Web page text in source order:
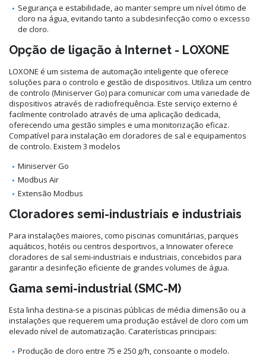
Segurança e estabilidade, ao manter sempre um nível ótimo de
cloro na água, evitando tanto a subdesinfecção como o excesso
de cloro.
Opção de ligação à Internet - LOXONE
LOXONE é um sistema de automação inteligente que oferece
soluções para o controlo e gestão de dispositivos. Utiliza um centro
de controlo (Miniserver Go) para comunicar com uma variedade de
dispositivos através de radiofrequência. Este serviço externo é
facilmente controlado através de uma aplicação dedicada,
oferecendo uma gestão simples e uma monitorização eficaz.
Compatível para instalação em cloradores de sal e equipamentos
de controlo. Existem 3 modelos
Miniserver Go
Modbus Air
Extensão Modbus
Cloradores semi-industriais e industriais
Para instalações maiores, como piscinas comunitárias, parques
aquáticos, hotéis ou centros desportivos, a Innowater oferece
cloradores de sal semi-industriais e industriais, concebidos para
garantir a desinfeção eficiente de grandes volumes de água.
Gama semi-industrial (SMC-M)
Esta linha destina-se a piscinas públicas de média dimensão ou a
instalações que requerem uma produção estável de cloro com um
elevado nível de automatização. Caraterísticas principais:
Produção de cloro entre 75 e 250 g/h, consoante o modelo.